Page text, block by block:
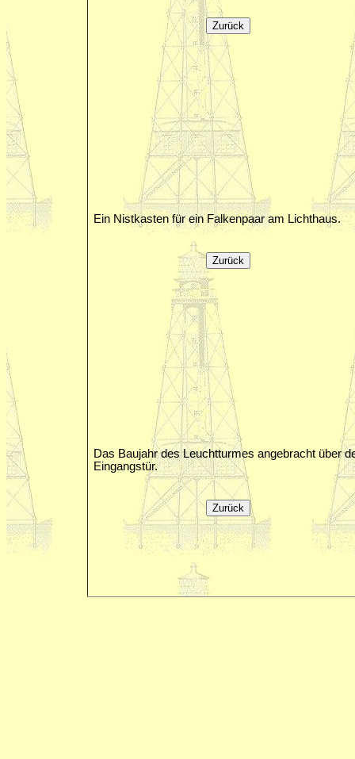
Ein Nistkasten für ein Falkenpaar am Lichthaus.
Das Baujahr des Leuchtturmes angebracht über
Eingangstür.